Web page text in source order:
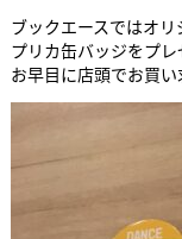
ブックエースではオ
プリカ缶バッジをプレ
お早目に店頭でお買い